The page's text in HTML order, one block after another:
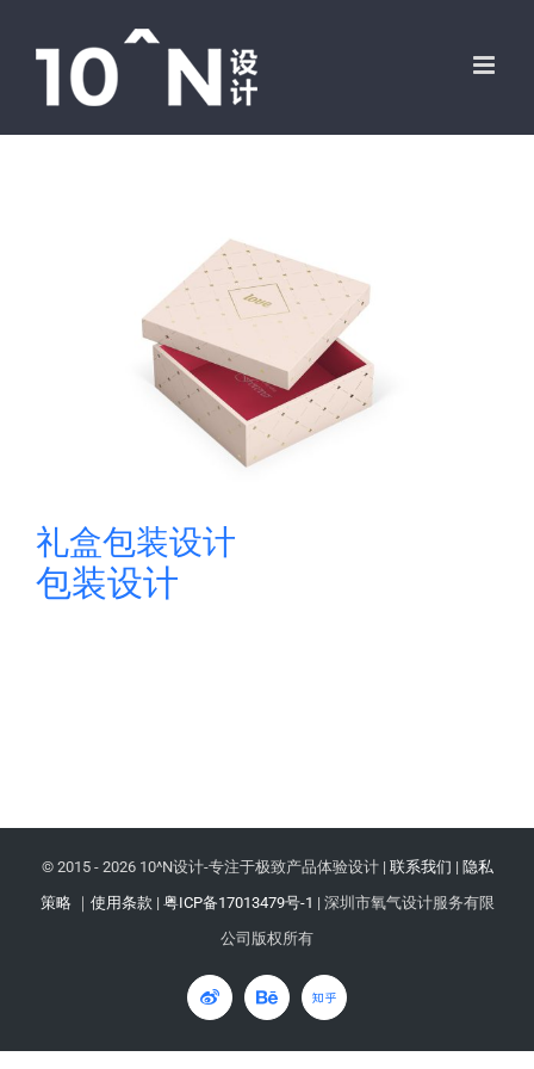
礼盒包装设计
包装设计
© 2015 - 2026 10^N设计-专注于极致产品体验设计 | 联系我们 | 隐私
策略 ｜ 使用条款 | 粤ICP备17013479号-1 | 深圳市氧气设计服务有限
公司版权所有
微
博
Behance
知
乎